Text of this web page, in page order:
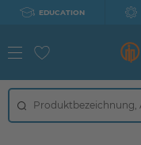
EDUCATION